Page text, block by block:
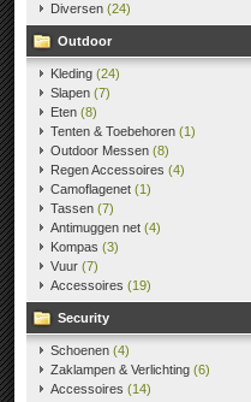
Diversen (24)
Outdoor
Kleding (24)
Slapen (7)
Eten (8)
Tenten & Toebehoren (1)
Outdoor Messen (8)
Regen Accessoires (4)
Camoflagenet (1)
Tassen (7)
Antimuggen net (4)
Kompas (3)
Vuur (7)
Accessoires (19)
Security
Schoenen (4)
Zaklampen & Verlichting (6)
Accessoires (14)